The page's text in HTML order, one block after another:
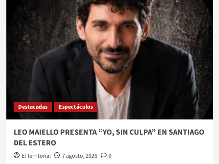
Destacadas Espectáculos
LEO MAIELLO PRESENTA “YO, SIN CULPA” EN SANTIAGO
DEL ESTERO
El Territorial 7 agosto, 2026 0